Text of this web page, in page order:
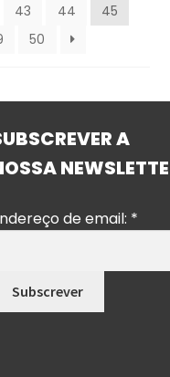
43 44
45
50
A
de email: *